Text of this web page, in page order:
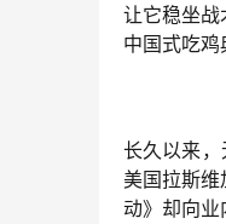
让它稳坐
中国式吃鸡
长久以来
美国拉斯
动》却向